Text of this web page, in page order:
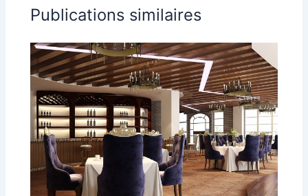
Publications similaires